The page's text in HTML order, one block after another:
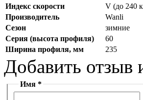
Индекс скорости
V (до 240
Производитель
Wanli
Сезон
зимние
Серия (высота профиля)
60
Ширина профиля, мм
235
Добавить отзыв
Имя *